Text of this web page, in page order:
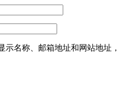
示名称、邮箱地址和网站地址，